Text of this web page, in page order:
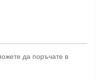
да поръчате в